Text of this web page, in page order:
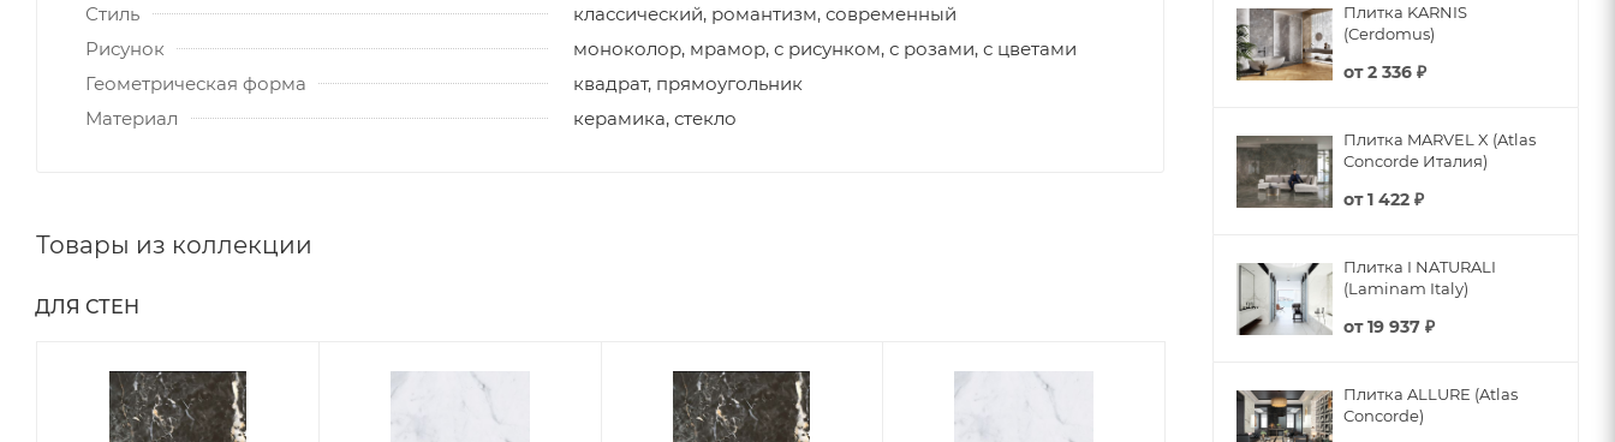
Стиль
классический, романтизм, современный
Рисунок
моноколор, мрамор, с рисунком, с розами, с цветами
Геометрическая форма
квадрат, прямоугольник
Материал
керамика, стекло
Товары из коллекции
ДЛЯ СТЕН
Плитка KARNIS
(Cerdomus)
от2 336 ₽
Плитка MARVEL X (Atlas
Concorde Италия)
от1 422 ₽
Плитка I NATURALI
(Laminam Italy)
от19 937 ₽
Плитка ALLURE (Atlas
Concorde)